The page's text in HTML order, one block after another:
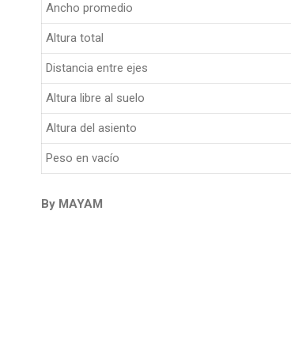
Ancho promedio
Altura total
Distancia entre ejes
Altura libre al suelo
Altura del asiento
Peso en vacío
By MAYAM